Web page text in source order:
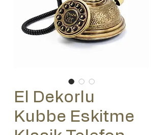
El Dekorlu
Kubbe Eskitme